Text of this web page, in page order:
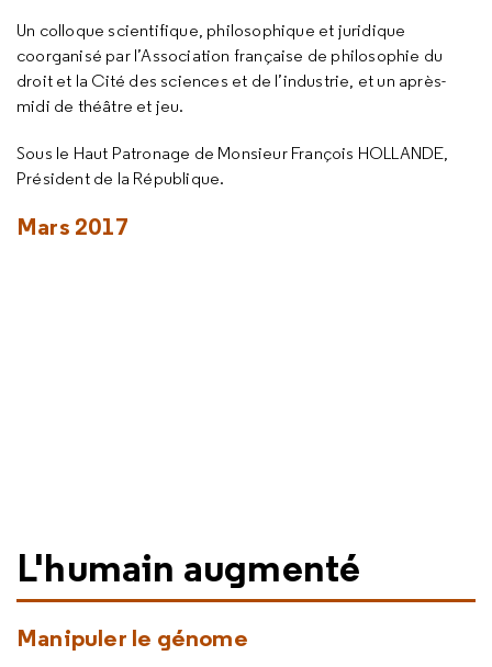
Un colloque scientifique, philosophique et juridique
coorganisé par l’Association française de philosophie du
droit et la Cité des sciences et de l’industrie, et un après-
midi de théâtre et jeu.
Sous le Haut Patronage de Monsieur François HOLLANDE,
Président de la République.
Mars 2017
L'humain augmenté
Manipuler le génome